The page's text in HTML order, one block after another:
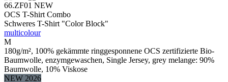
66.ZF01 NEW
OCS T-Shirt Combo
Schweres T-Shirt "Color Block"
multicolour
M
180g/m², 100% gekämmte ringgesponnene OCS zertifizierte Bio-
Baumwolle, enzymgewaschen, Single Jersey, grey melange: 90%
Baumwolle, 10% Viskose
NEW 2026